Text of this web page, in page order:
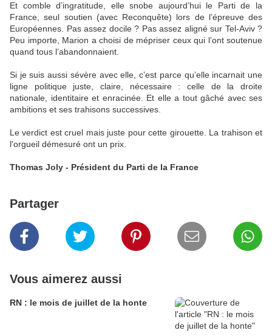
Et comble d’ingratitude, elle snobe aujourd’hui le Parti de la
France, seul soutien (avec Reconquête) lors de l’épreuve des
Européennes. Pas assez docile ? Pas assez aligné sur Tel-Aviv ?
Peu importe, Marion a choisi de mépriser ceux qui l’ont soutenue
quand tous l’abandonnaient.
Si je suis aussi sévère avec elle, c’est parce qu’elle incarnait une
ligne politique juste, claire, nécessaire : celle de la droite
nationale, identitaire et enracinée. Et elle a tout gâché avec ses
ambitions et ses trahisons successives.
Le verdict est cruel mais juste pour cette girouette. La trahison et
l'orgueil démesuré ont un prix.
Thomas Joly - Président du Parti de la France
Partager
Vous aimerez aussi
RN : le mois de juillet de la honte